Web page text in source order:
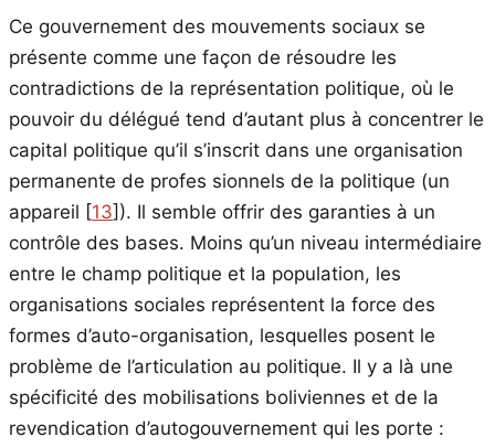
Ce gouvernement des mouvements sociaux se
présente comme une façon de résoudre les
contradictions de la représentation politique, où le
pouvoir du délégué tend d’autant plus à concentrer le
capital politique qu’il s’inscrit dans une organisation
permanente de profes sionnels de la politique (un
appareil [13] ). Il semble offrir des garanties à un
contrôle des bases. Moins qu’un niveau intermédiaire
entre le champ politique et la population, les
organisations sociales représentent la force des
formes d’auto-organisation, lesquelles posent le
problème de l’articulation au politique. Il y a là une
spécificité des mobilisations boliviennes et de la
revendication d’autogouvernement qui les porte :